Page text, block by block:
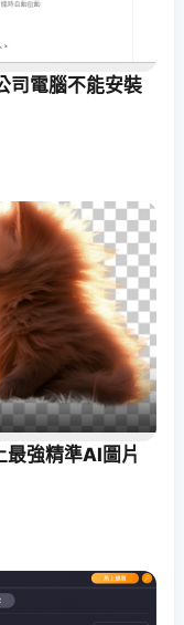
司電腦不能安裝
強精準AI圖片